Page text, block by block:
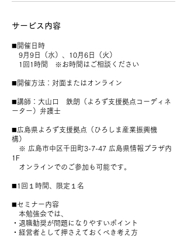
サービス内容
◼️開催日時
9月9日（水）、10月6日（火）
1回1時間 ※お時間はご相談ください
◼️開催方法：対面またはオンライン
◼️講師：大山口 鉄朗（よろず支援拠点コーディネ
ーター）弁護士
◼️広島県よろず支援拠点（ひろしま産業振興機
構）
※ 広島市中区千田町3-7-47 広島県情報プラザ内
1F
オンラインでのご参加も可能です。
◼️1回１時間、限定１名
◼️セミナー内容
本勉強会では、
・退職勧奨が問題になりやすいポイント
・経営者として押さえておくべき考え方